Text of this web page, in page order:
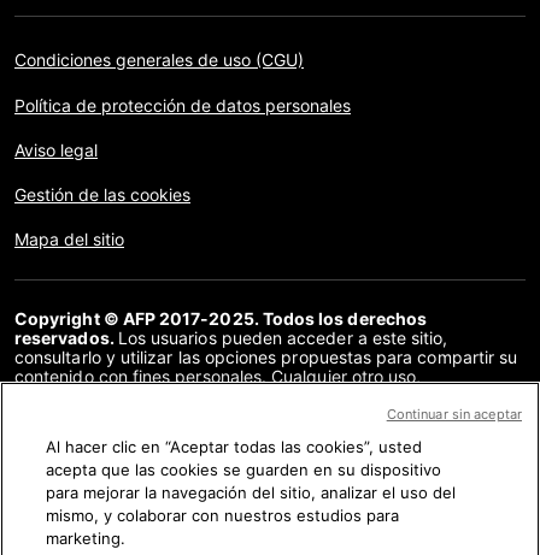
Condiciones generales de uso (CGU)
Política de protección de datos personales
Aviso legal
Gestión de las cookies
Mapa del sitio
Copyright © AFP 2017-2025. Todos los derechos
reservados. Los usuarios pueden acceder a este sitio,
consultarlo y utilizar las opciones propuestas para compartir su
contenido con fines personales. Cualquier otro uso,
distribución del contenido de este sitio, en su totalidad o en
acuerdo específico firmado con la AFP, está estrictamente
prohibido. Los elementos analizados en cada verificación se
presentan o se enlazan en tanto en cuanto son necesarios para
la correcta comprensión de la verificación en cuestión. La AFP
no cuenta con derechos sobre los autores ni sobre los
propietarios del copyright de estos contenidos de terceras
Al hacer clic en “Aceptar todas las cookies”, usted
acepta que las cookies se guarden en su dispositivo
para mejorar la navegación del sitio, analizar el uso del
mismo, y colaborar con nuestros estudios para
marketing.
Continuar sin aceptar